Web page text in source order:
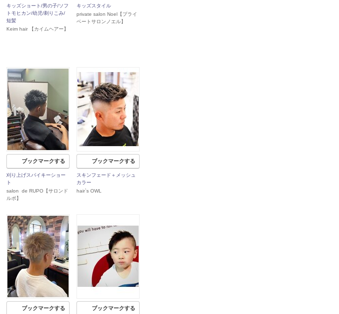
キッズショート/男の子/ソフ
トモヒカン/幼児/剃りこみ/
短髪
Keim hair 【カイムヘアー】
キッズスタイル
private salon Noel【プライ
ベートサロンノエル】
ブックマークする
刈り上げスパイキーショー
ト
salon de RUPO【サロンド
ルポ】
ブックマークする
スキンフェード＋メッシュ
カラー
hair`s OWL
ブックマークする ブックマークする